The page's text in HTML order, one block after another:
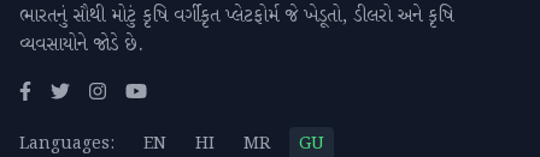
ભારતનું સૌથી મોટું કૃષિ વર્ગીકૃત પ્લેટફોર્મ જે ખેડૂતો, ડીલરો અને કૃષિ
વ્યવસાયોને જોડે છે.
Languages: EN HI MR GU